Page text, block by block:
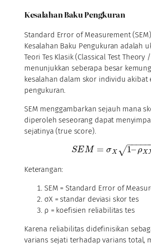
Kesalahan Baku Pengkuran
Standard Error of Measurement
Kesalahan Baku Pengukuran adalah
Teori Tes Klasik (Classical Test Theory
menunjukkan seberapa besar
kesalahan dalam skor individu akibat
pengukuran.
SEM menggambarkan sejauh mana
diperoleh seseorang dapat
sejatinya (true score).
SEM = σX 1– ρX
−−−−−
√
Keterangan:
SEM = Standard Error of
σX = standar deviasi skor tes
ρ = koefisien reliabilitas tes
Karena reliabilitas didefinisikan
varians sejati terhadap varians total,